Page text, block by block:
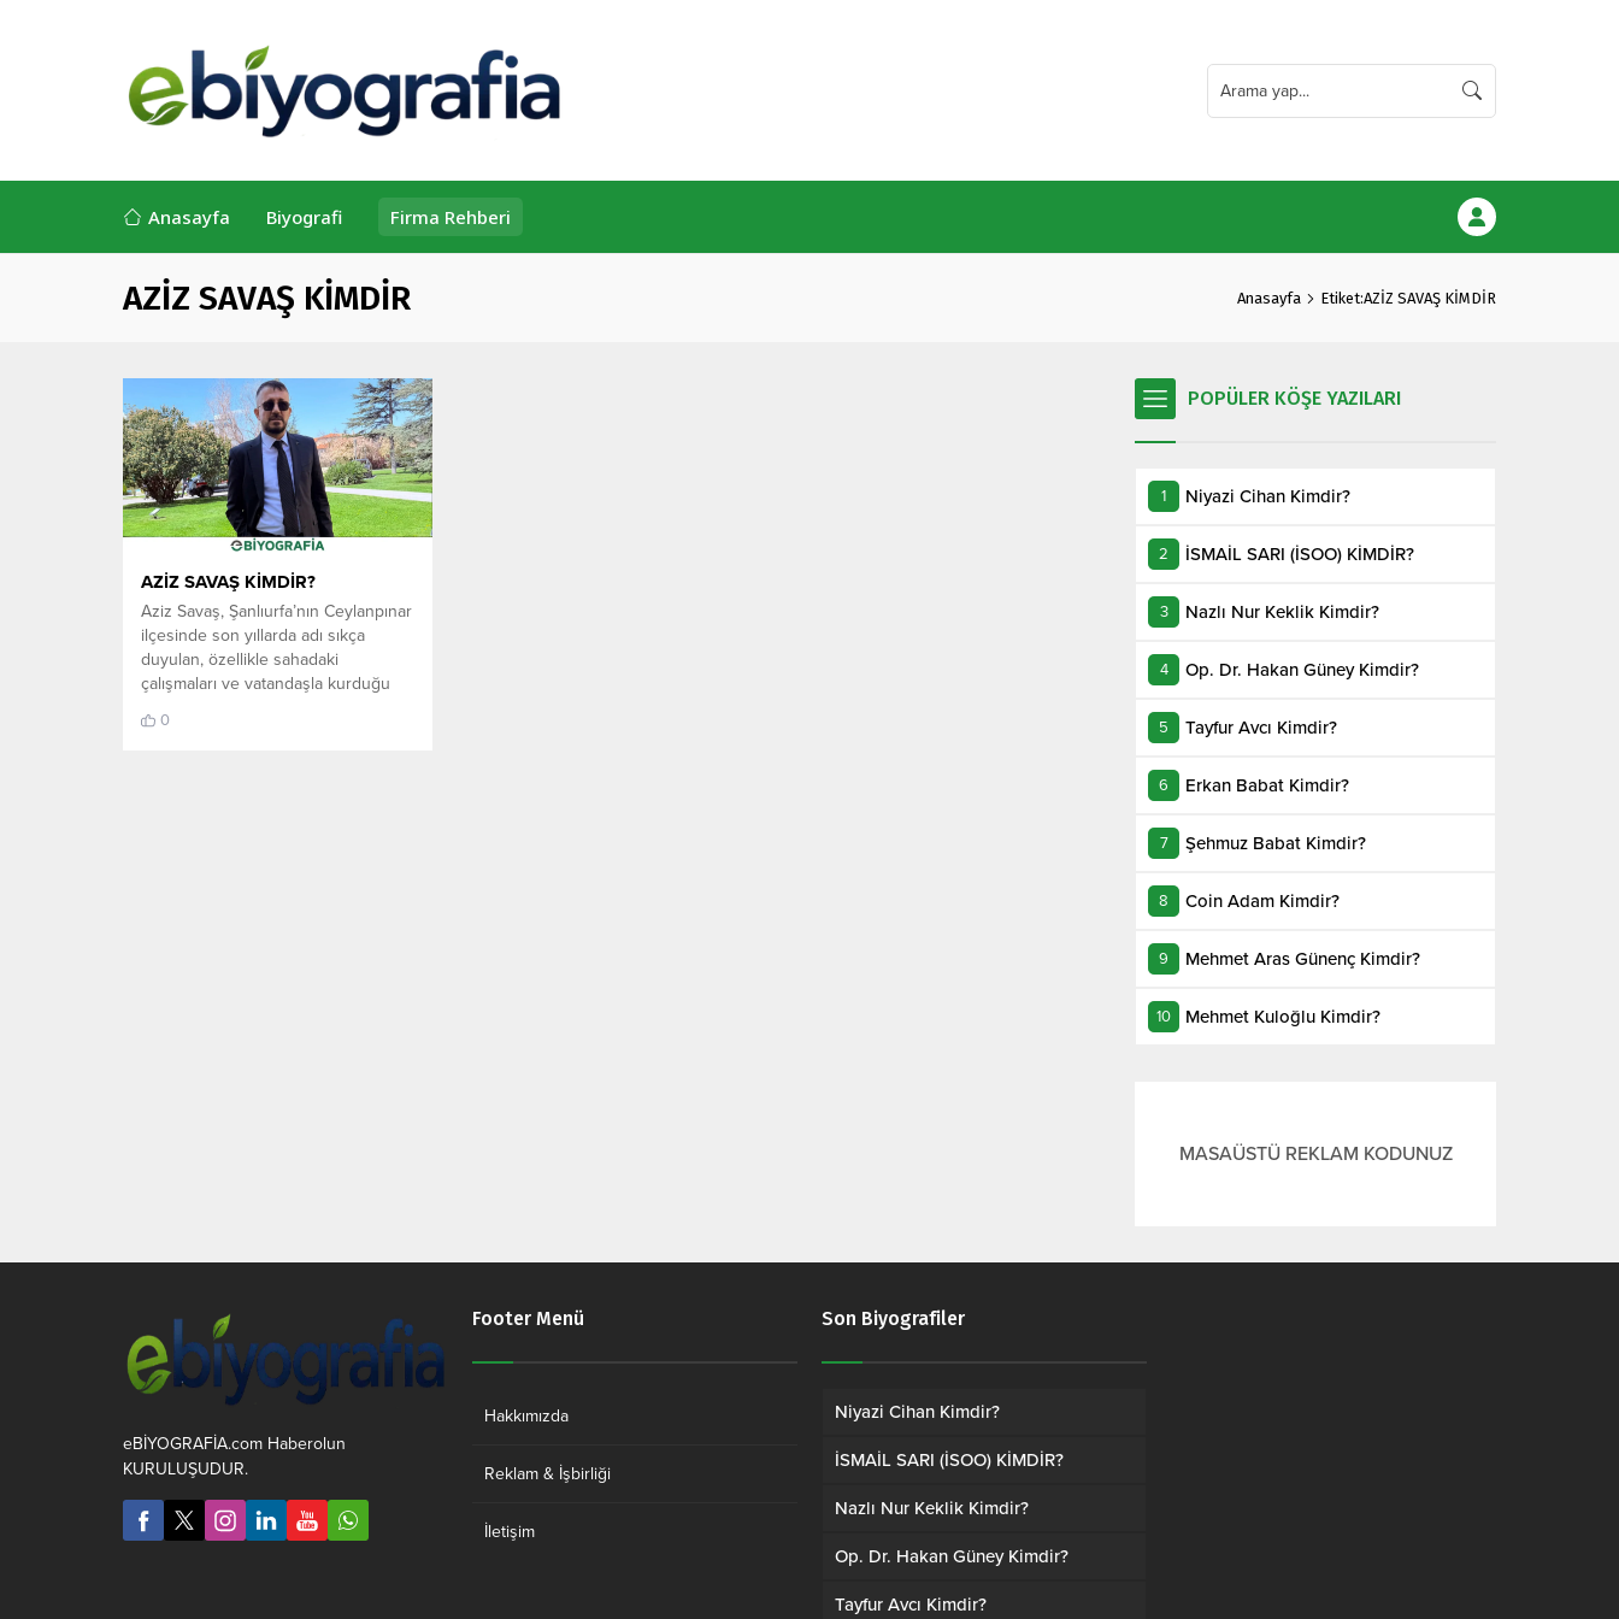
Anasayfa Biyografi Firma Rehberi
AZİZ SAVAŞ KİMDİR Anasayfa Etiket:AZİZ SAVAŞ KİMDİR
AZİZ SAVAŞ KİMDİR?
Aziz Savaş, Şanlıurfa’nın Ceylanpınar
ilçesinde son yıllarda adı sıkça
duyulan, özellikle sahadaki
çalışmaları ve vatandaşla kurduğu
tanıyanların anlattığı ortak nokta ise
0
POPÜLER KÖŞE YAZILARI
Niyazi Cihan Kimdir?
İSMAİL SARI (İSOO) KİMDİR?
Nazlı Nur Keklik Kimdir?
Op. Dr. Hakan Güney Kimdir?
Tayfur Avcı Kimdir?
Erkan Babat Kimdir?
Şehmuz Babat Kimdir?
Coin Adam Kimdir?
Mehmet Aras Günenç Kimdir?
Mehmet Kuloğlu Kimdir?
MASAÜSTÜ REKLAM KODUNUZ
eBİYOGRAFİA.com Haberolun
KURULUŞUDUR.
Footer Menü
Hakkımızda
Reklam & İşbirliği
İletişim
Son Biyografiler
Niyazi Cihan Kimdir?
İSMAİL SARI (İSOO) KİMDİR?
Nazlı Nur Keklik Kimdir?
Op. Dr. Hakan Güney Kimdir?
Tayfur Avcı Kimdir?